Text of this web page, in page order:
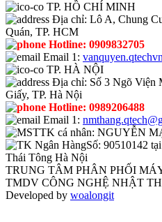
TP. HỒ CHÍ MINH
Địa chỉ: Lô A, Chung
Quán, TP. HCM
Hotline: 0909832705
Email 1:
TP. HÀ NỘI
Địa chỉ: Số 3 Ngõ Viện
Giấy, TP. Hà Nội
Hotline: 0989206488
Email 1:
TK cá nhân: NGUYỄN
Số: 90510142
Thái Tông Hà Nội
TRUNG TÂM PHÂN PHỐI
TMDV CÔNG NGHỆ NHẬT
Developed by woalongit